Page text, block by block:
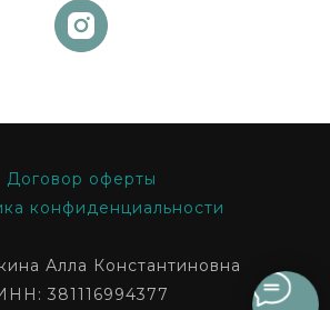
Договор оферты
конфиденциальности
Алла Константиновна
381116994377